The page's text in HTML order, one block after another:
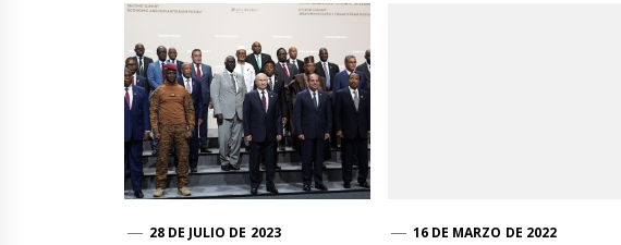
28 DE JULIO DE 2023 16 DE MARZO DE 2022